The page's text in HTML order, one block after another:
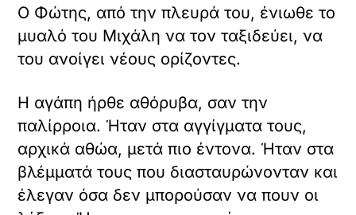
Ο Φώτης, από την πλευρά του, ένιωθε το
μυαλό του Μιχάλη να τον ταξιδεύει, να
του ανοίγει νέους ορίζοντες.
Η αγάπη ήρθε αθόρυβα, σαν την
παλίρροια. Ήταν στα αγγίγματα τους,
αρχικά αθώα, μετά πιο έντονα. Ήταν στα
βλέμματά τους που διασταυρώνονταν και
έλεγαν όσα δεν μπορούσαν να πουν οι